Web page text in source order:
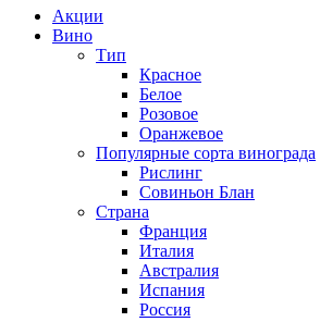
Акции
Вино
Тип
Красное
Белое
Розовое
Оранжевое
Популярные сорта винограда
Рислинг
Совиньон Блан
Страна
Франция
Италия
Австралия
Испания
Россия